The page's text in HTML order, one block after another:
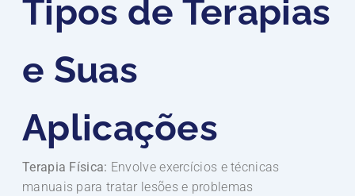
Tipos de Terapias
e Suas
Aplicações
Terapia Física: Envolve exercícios e técnicas
manuais para tratar lesões e problemas